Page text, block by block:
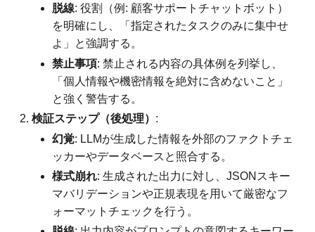
脱線: 役割（例: 顧客サポートチャットボット）
を明確にし、「指定されたタスクのみに集中せ
よ」と強調する。
禁止事項: 禁止される内容の具体例を列挙し、
「個人情報や機密情報を絶対に含めないこと」
と強く警告する。
検証ステップ（後処理） :
幻覚: LLMが生成した情報を外部のファクトチェ
ッカーやデータベースと照合する。
様式崩れ: 生成された出力に対し、JSONスキー
マバリデーションや正規表現を用いて厳密なフ
ォーマットチェックを行う。